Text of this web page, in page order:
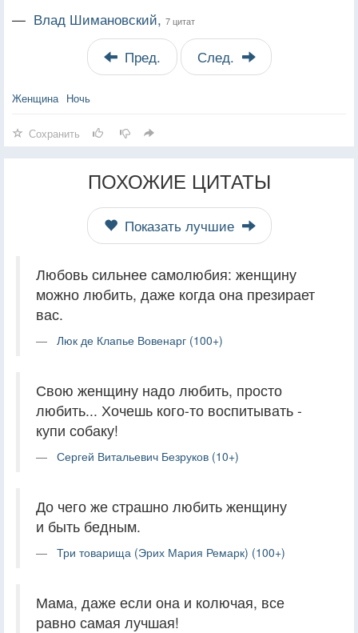
— Влад Шимановский, 7 цитат
Пред. След.
Женщина Ночь
Сохранить
ПОХОЖИЕ ЦИТАТЫ
Показать лучшие
Любовь сильнее самолюбия: женщину
можно любить, даже когда она презирает
вас.
Люк де Клапье Вовенарг (100+)
Свою женщину надо любить, просто
любить... Хочешь кого-то воспитывать -
купи собаку!
Сергей Витальевич Безруков (10+)
До чего же страшно любить женщину
и быть бедным.
Три товарища (Эрих Мария Ремарк) (100+)
Мама, даже если она и колючая, все
равно самая лучшая!